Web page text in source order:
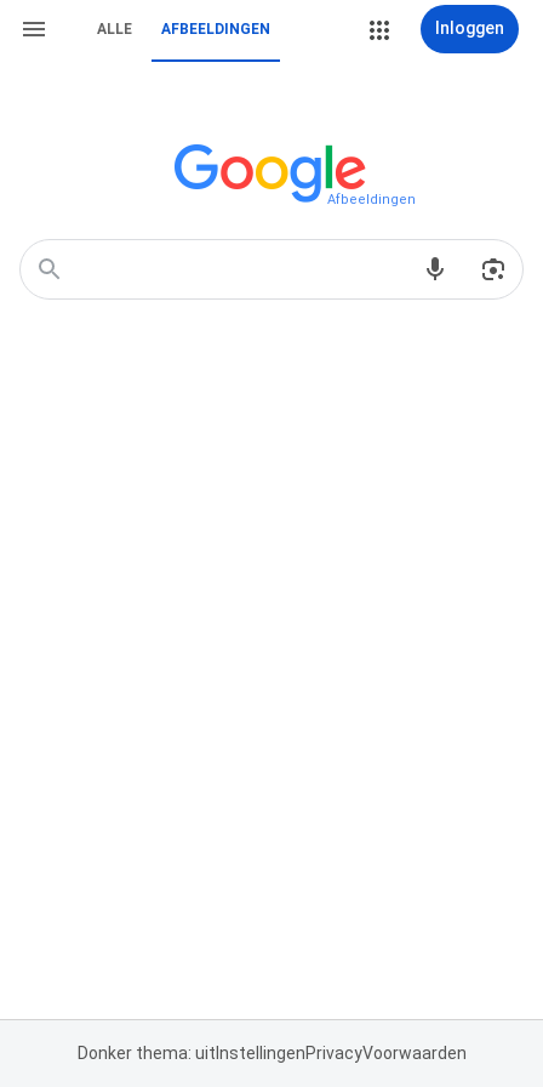
ALLE AFBEELDINGEN Inloggen
Afbeeldingen
Donker thema: uit InstellingenPrivacyVoorwaarden